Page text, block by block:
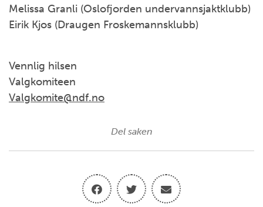
Melissa Granli (Oslofjorden undervannsjaktklubb)
Eirik Kjos (Draugen Froskemannsklubb)
Vennlig hilsen
Valgkomiteen
Valgkomite@ndf.no
Del saken